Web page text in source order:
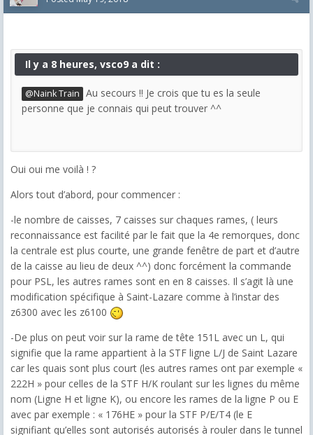
Il y a 8 heures, vsco9 a dit :
@Naink Train Au secours !! Je crois que tu es la seule
personne que je connais qui peut trouver ^^
Oui oui me voilà ! ?
Alors tout d’abord, pour commencer :
-le nombre de caisses, 7 caisses sur chaques rames, ( leurs
reconnaissance est facilité par le fait que la 4e remorques, donc
la centrale est plus courte, une grande fenêtre de part et d’autre
de la caisse au lieu de deux ^^) donc forcément la commande
pour PSL, les autres rames sont en en 8 caisses. Il s’agit là une
modification spécifique à Saint-Lazare comme à l’instar des
z6300 avec les z6100
-De plus on peut voir sur la rame de tête 151L avec un L, qui
signifie que la rame appartient à la STF ligne L/J de Saint Lazare
car les quais sont plus court (les autres rames ont par exemple «
222H » pour celles de la STF H/K roulant sur les lignes du même
nom (Ligne H et ligne K), ou encore les rames de la ligne P ou E
avec par exemple : « 176HE » pour la STF P/E/T4 (le E
signifiant qu’elles sont autorisés autorisés à rouler dans le tunnel